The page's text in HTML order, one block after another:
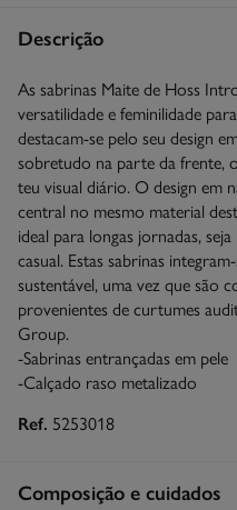
Descrição
As sabrinas Maite de Hoss
versatilidade e feminilidade
destacam-se pelo seu design
sobretudo na parte da frente,
teu visual diário. O design em
central no mesmo material
ideal para longas jornadas,
casual. Estas sabrinas
sustentável, uma vez que são
provenientes de curtumes
Group.
-Sabrinas entrançadas em pele
-Calçado raso metalizado
Ref. 5253018
Composição e cuidados